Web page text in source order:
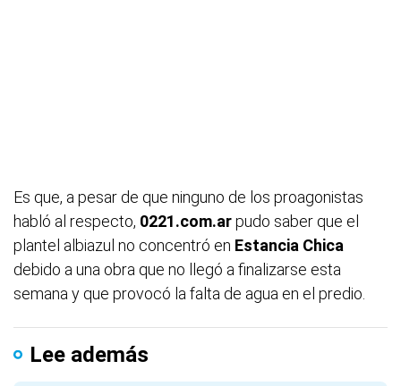
Es que, a pesar de que ninguno de los proagonistas
habló al respecto, 0221.com.arpudo saber que el
plantel albiazul no concentró en Estancia Chica
debido a una obra que no llegó a finalizarse esta
semana y que provocó la falta de agua en el predio.
Lee además